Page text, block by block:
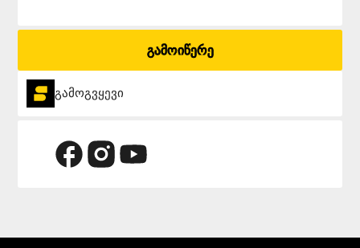
გამოიწერე
გამოგვყევი